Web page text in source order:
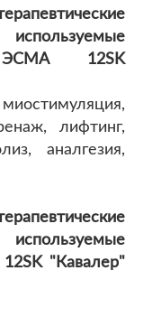
ЭСМА 12SK
лифтинг,
аналгезия,
"Кавалер"